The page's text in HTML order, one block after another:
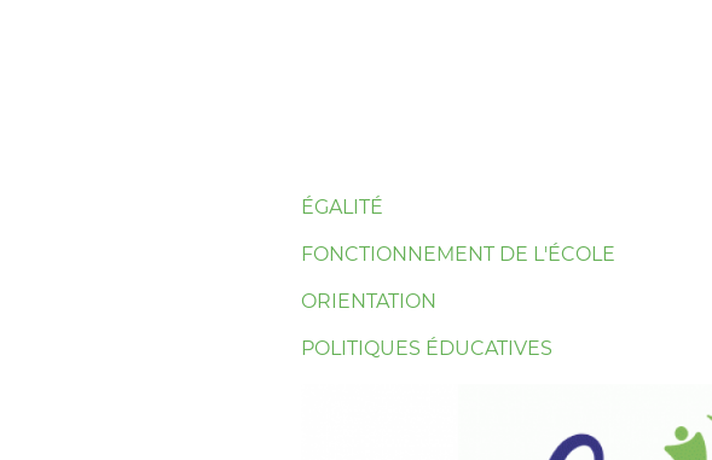
ÉGALITÉ
FONCTIONNEMENT DE L'ÉCOLE
ORIENTATION
POLITIQUES ÉDUCATIVES